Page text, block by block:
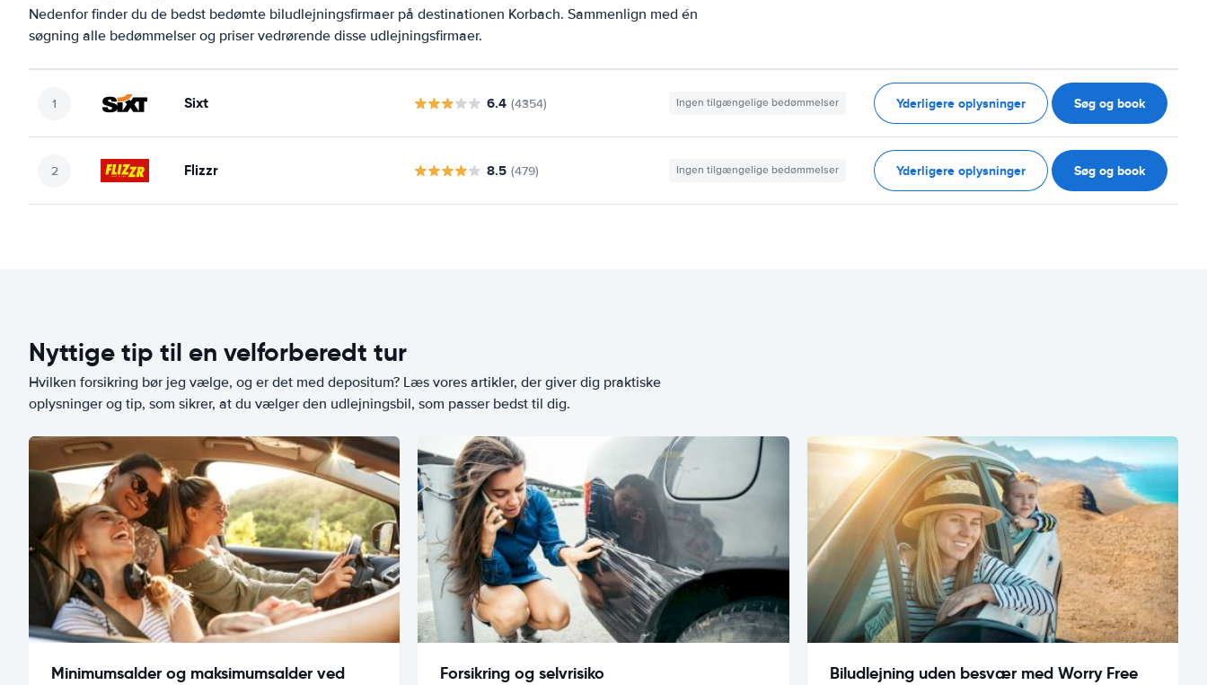
Nedenfor finder du de bedst bedømte biludlejningsfirmaer på destinationen Korbach. Sammenlign med én
søgning alle bedømmelser og priser vedrørende disse udlejningsfirmaer.
Sixt 6.4 (4354) Ingen tilgængelige bedømmelser Yderligere oplysninger Søg og book
Flizzr 8.5 (479) Ingen tilgængelige bedømmelser Yderligere oplysninger Søg og book
Nyttige tip til en velforberedt tur
Hvilken forsikring bør jeg vælge, og er det med depositum? Læs vores artikler, der giver dig praktiske
oplysninger og tip, som sikrer, at du vælger den udlejningsbil, som passer bedst til dig.
Minimumsalder og maksimumsalder ved
Forsikring og selvrisiko Biludlejning uden besvær med Worry Free